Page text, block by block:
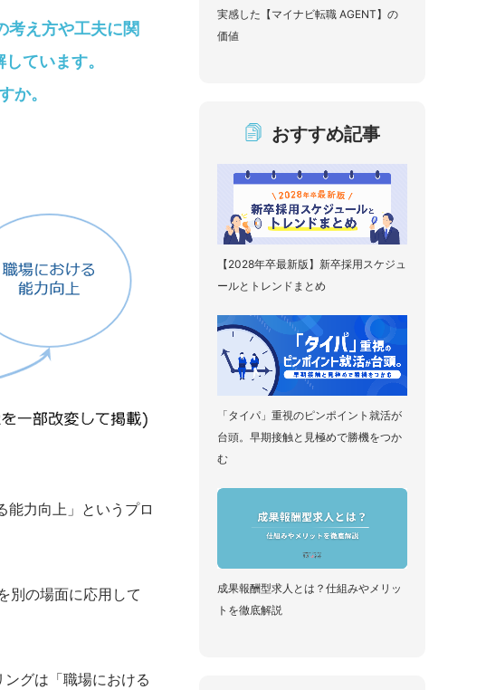
考え方や工夫に関
ています。
か。
力向上」というプロ
別の場面に応用して
グは「職場における
実感した【マイナビ転職 AGENT】の
価値
おすすめ記事
【2028年卒最新版】新卒採用スケジュ
ールとトレンドまとめ
「タイパ」重視のピンポイント就活が
台頭。早期接触と見極めで勝機をつか
む
成果報酬型求人とは？仕組みやメリッ
トを徹底解説